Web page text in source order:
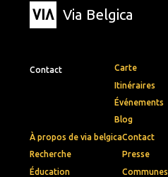
Via Belgica
Contact
Carte
Itinéraires
Événements
Blog
À propos de via belgica
Recherche
Éducation
Contact
Presse
Communes